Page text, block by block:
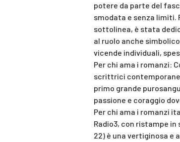
potere da parte del
smodata e senza limiti.
sottolinea, è stata
al ruolo anche
vicende individuali,
Per chi ama i romanzi:
scrittrici
primo grande
passione e coraggio
Per chi ama i romanzi
Radio3, con ristampe in
22) è una vertiginosa e